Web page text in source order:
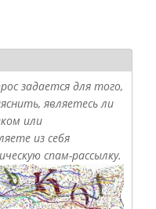
задается для того,
являетесь ли
или
из себя
спам-рассылку.